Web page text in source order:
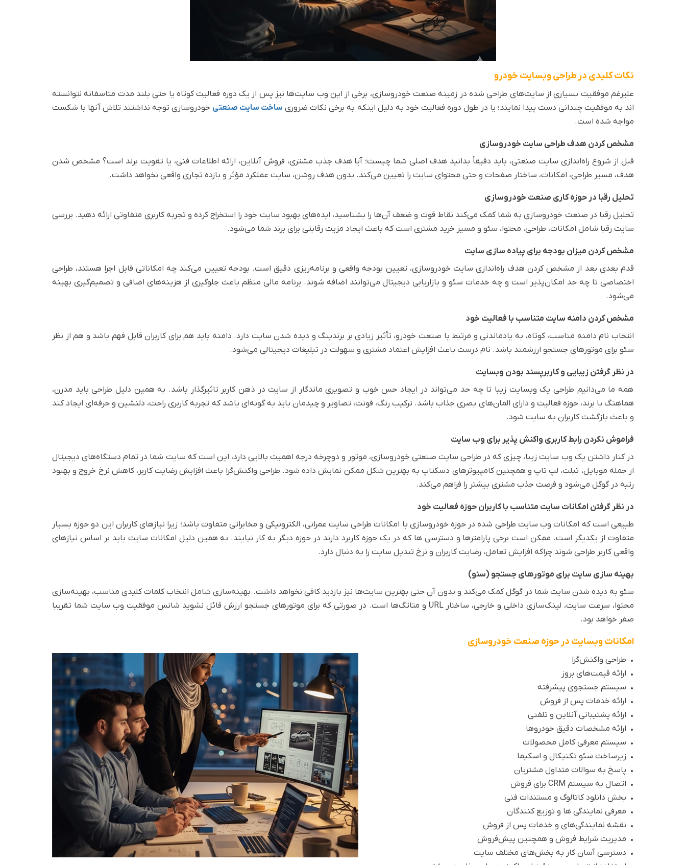
نکات کلیدی در طراحی وبسایت خودرو
علیرغم موفقیت بسیاری از سایت‌های طراحی شده در زمینه صنعت خودروسازی، برخی از این وب سایت‌ها نیز پس از یک دوره فعالیت کوتاه یا حتی بلند مدت متاسفانه نتوانسته
اند به موفقیت چندانی دست پیدا نمایند؛ یا در طول دوره فعالیت خود به دلیل اینکه به برخی نکات ضروری ساخت سایت صنعتی خودروسازی توجه نداشتند تلاش آنها با شکست
مواجه شده است.
مشخص کردن هدف طراحی سایت خودروسازی
قبل از شروع راه‌اندازی سایت صنعتی، باید دقیقاً بدانید هدف اصلی شما چیست؛ آیا هدف جذب مشتری، فروش آنلاین، ارائه اطلاعات فنی، یا تقویت برند است؟ مشخص شدن
هدف، مسیر طراحی، امکانات، ساختار صفحات و حتی محتوای سایت را تعیین می‌کند. بدون هدف روشن، سایت عملکرد مؤثر و بازده تجاری واقعی نخواهد داشت.
تحلیل رقبا در حوزه کاری صنعت خودروسازی
تحلیل رقبا در صنعت خودروسازی به شما کمک می‌کند نقاط قوت و ضعف آن‌ها را بشناسید، ایده‌های بهبود سایت خود را استخراج کرده و تجربه کاربری متفاوتی ارائه دهید. بررسی
سایت رقبا شامل امکانات، طراحی، محتوا، سئو و مسیر خرید مشتری است که باعث ایجاد مزیت رقابتی برای برند شما می‌شود.
مشخص کردن میزان بودجه برای پیاده سازی سایت
قدم بعدی بعد از مشخص کردن هدف راه‌اندازی سایت خودروسازی، تعیین بودجه واقعی و برنامه‌ریزی دقیق است. بودجه تعیین می‌کند چه امکاناتی قابل اجرا هستند، طراحی
اختصاصی تا چه حد امکان‌پذیر است و چه خدمات سئو و بازاریابی دیجیتال می‌توانند اضافه شوند. برنامه مالی منظم باعث جلوگیری از هزینه‌های اضافی و تصمیم‌گیری بهینه
می‌شود.
مشخص کردن دامنه سایت متناسب با فعالیت خود
انتخاب نام دامنه مناسب، کوتاه، به یادماندنی و مرتبط با صنعت خودرو، تأثیر زیادی بر برندینگ و دیده شدن سایت دارد. دامنه باید هم برای کاربران قابل فهم باشد و هم از نظر
سئو برای موتورهای جستجو ارزشمند باشد. نام درست باعث افزایش اعتماد مشتری و سهولت در تبلیغات دیجیتالی می‌شود.
در نظر گرفتن زیبایی و کاربرپسند بودن وبسایت
همه ما می‌دانیم طراحی یک وبسایت زیبا تا چه حد می‌تواند در ایجاد حس خوب و تصویری ماندگار از سایت در ذهن کاربر تاثیرگذار باشد. به همین دلیل طراحی باید مدرن،
هماهنگ با برند، حوزه فعالیت و دارای المان‌های بصری جذاب باشد. ترکیب رنگ، فونت، تصاویر و چیدمان باید به گونه‌ای باشد که تجربه کاربری راحت، دلنشین و حرفه‌ای ایجاد کند
و باعث بازگشت کاربران به سایت شود.
فراموش نکردن رابط کاربری واکنش پذیر برای وب سایت
در کنار داشتن یک وب سایت زیبا، چیزی که در طراحی سایت صنعتی خودروسازی، موتور و دوچرخه درجه اهمیت بالایی دارد، این است که سایت شما در تمام دستگاه‌های دیجیتال
از جمله موبایل، تبلت، لپ تاپ و همچنین کامپیوترهای دسکتاپ به بهترین شکل ممکن نمایش داده شود. طراحی واکنش‌گرا باعث افزایش رضایت کاربر، کاهش نرخ خروج و بهبود
رتبه در گوگل می‌شود و فرصت جذب مشتری بیشتر را فراهم می‌کند.
در نظر گرفتن امکانات سایت متناسب با کاربران حوزه فعالیت خود
طبیعی است که امکانات وب سایت طراحی شده در حوزه خودروسازی با امکانات طراحی سایت عمرانی، الکترونیکی و مخابراتی متفاوت باشد؛ زیرا نیازهای کاربران این دو حوزه بسیار
متفاوت از یکدیگر است. ممکن است برخی پارامترها و دسترسی ها که در یک حوزه کاربرد دارند در حوزه دیگر به کار نیایند. به همین دلیل امکانات سایت باید بر اساس نیازهای
واقعی کاربر طراحی شوند چراکه افزایش تعامل، رضایت کاربران و نرخ تبدیل سایت را به دنبال دارد.
بهینه‌ سازی سایت برای موتورهای جستجو (سئو)
سئو به دیده شدن سایت شما در گوگل کمک می‌کند و بدون آن حتی بهترین سایت‌ها نیز بازدید کافی نخواهد داشت. بهینه‌سازی شامل انتخاب کلمات کلیدی مناسب، بهینه‌سازی
محتوا، سرعت سایت، لینک‌سازی داخلی و خارجی، ساختار URL و متاتگ‌ها است. در صورتی که برای موتورهای جستجو ارزش قائل نشوید شانس موفقیت وب سایت شما تقریبا
صفر خواهد بود.
امکانات وبسایت در حوزه صنعت خودروسازی
• طراحی واکنش‌گرا
• ارائه قیمت‌های بروز
• سیستم جستجوی پیشرفته
• ارائه خدمات پس از فروش
• ارائه پشتیبانی آنلاین و تلفنی
• ارائه مشخصات دقیق خودروها
• سیستم معرفی کامل محصولات
• زیرساخت سئو تکنیکال و اسکیما
• پاسخ به سوالات متداول مشتریان
• اتصال به سیستم CRM برای فروش
• بخش دانلود کاتالوگ و مستندات فنی
• معرفی نمایندگی ها و توزیع کنندگان
• نقشه نمایندگی‌های و خدمات پس از فروش
• مدیریت شرایط فروش و همچنین پیش‌فروش
• دسترسی آسان کار به بخش‌های مختلف سایت